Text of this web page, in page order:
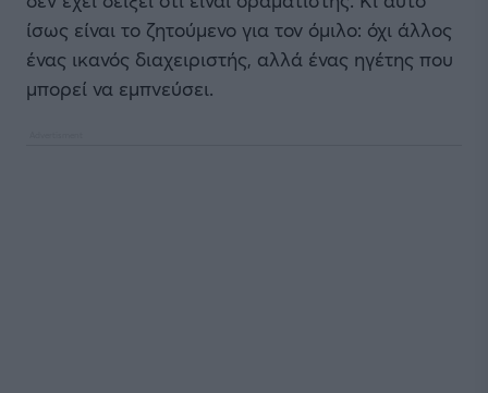
ίσως είναι το ζητούμενο για τον όμιλο: όχι άλλος
ένας ικανός διαχειριστής, αλλά ένας ηγέτης που
μπορεί να εμπνεύσει.